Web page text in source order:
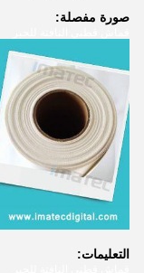
صورة مفصلة:
التعليمات: